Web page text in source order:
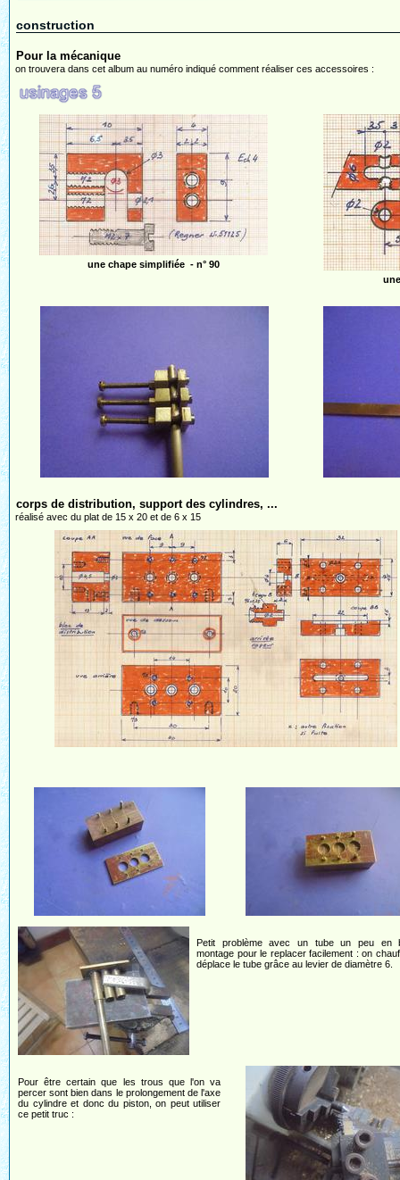
construction
Pour la mécanique
on trouvera dans cet album au numéro indiqué comment réaliser ces accessoires :
une chape simplifiée - n° 90
corps de distribution, support des cylindres, ...
réalisé avec du plat de 15 x 20 et de 6 x 15
Petit problème avec un tube un peu en
montage pour le replacer facilement : on
déplace le tube grâce au levier de diamètre 6.
Pour être certain que les trous que l'on va
percer sont bien dans le prolongement de l'axe
du cylindre et donc du piston, on peut utiliser
ce petit truc :